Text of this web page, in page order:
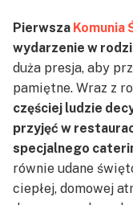
Pierwsza Komunia
wydarzenie w
duża presja, aby
pamiętne. Wraz z
częściej ludzie
przyjęć w
specjalnego
równie udane
ciepłej, domowej